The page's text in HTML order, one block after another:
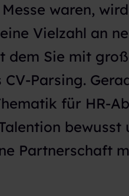
waren,
Vielzahl an
dem Sie mit
Parsing.
für HR-
Partnerschaft